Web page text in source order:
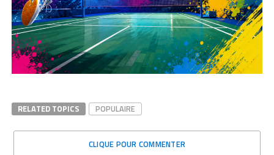
RELATED TOPICS POPULAIRE
CLIQUE POUR COMMENTER